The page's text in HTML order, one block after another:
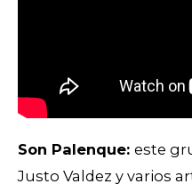
Son Palenque: este
Justo Valdez y varios